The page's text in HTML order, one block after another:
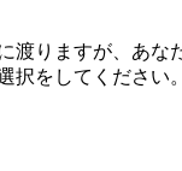
渡りますが、あな
択をしてください。